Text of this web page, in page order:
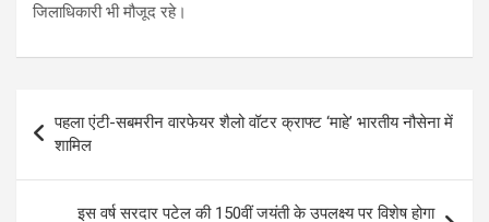
जिलाधिकारी भी मौजूद रहे।
navigation
पहला एंटी-सबमरीन वारफेयर शैलो वॉटर क्राफ्ट ‘माहे’ भारतीय नौसेना में
शामिल
इस वर्ष सरदार पटेल की 150वीं जयंती के उपलक्ष्य पर विशेष होगा